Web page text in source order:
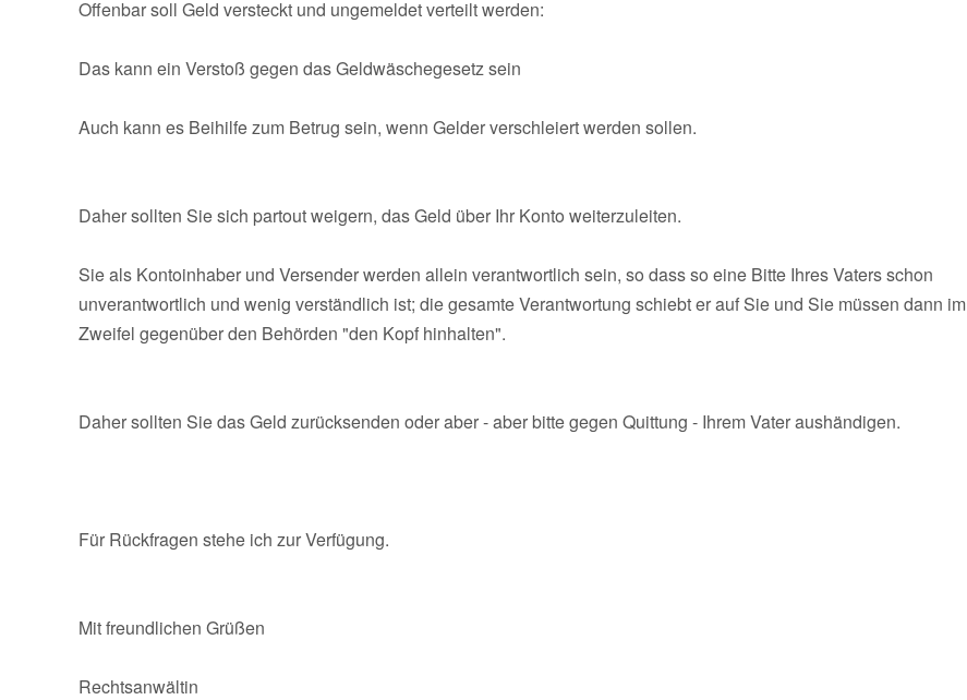
Offenbar soll Geld versteckt und ungemeldet verteilt werden:
Das kann ein Verstoß gegen das Geldwäschegesetz sein
Auch kann es Beihilfe zum Betrug sein, wenn Gelder verschleiert werden sollen.
Daher sollten Sie sich partout weigern, das Geld über Ihr Konto weiterzuleiten.
Sie als Kontoinhaber und Versender werden allein verantwortlich sein, so dass so eine Bitte Ihres Vaters schon
unverantwortlich und wenig verständlich ist; die gesamte Verantwortung schiebt er auf Sie und Sie müssen dann im
Zweifel gegenüber den Behörden "den Kopf hinhalten".
Daher sollten Sie das Geld zurücksenden oder aber - aber bitte gegen Quittung - Ihrem Vater aushändigen.
Für Rückfragen stehe ich zur Verfügung.
Mit freundlichen Grüßen
Rechtsanwältin